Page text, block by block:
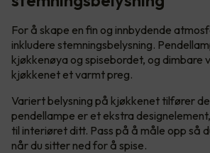
For å skape en fin og innbydende
inkludere stemningsbelysning.
kjøkkenøya og spisebordet, og dimbare
kjøkkenet et varmt preg.
Variert belysning på kjøkkenet tilfører
pendellampe er et ekstra
til interiøret ditt. Pass på å måle opp så
når du sitter ned for å spise.